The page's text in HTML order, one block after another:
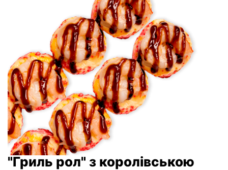
"Гриль рол" з королівською